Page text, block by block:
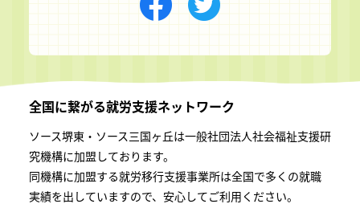
全国に繋がる就労支援ネットワーク
ソース堺東・ソース三国ヶ丘は一般社団法⼈社会福祉⽀援研
究機構に加盟しております。
同機構に加盟する就労移⾏⽀援事業所は全国で多くの就職
実績を出していますので、安⼼してご利⽤ください。